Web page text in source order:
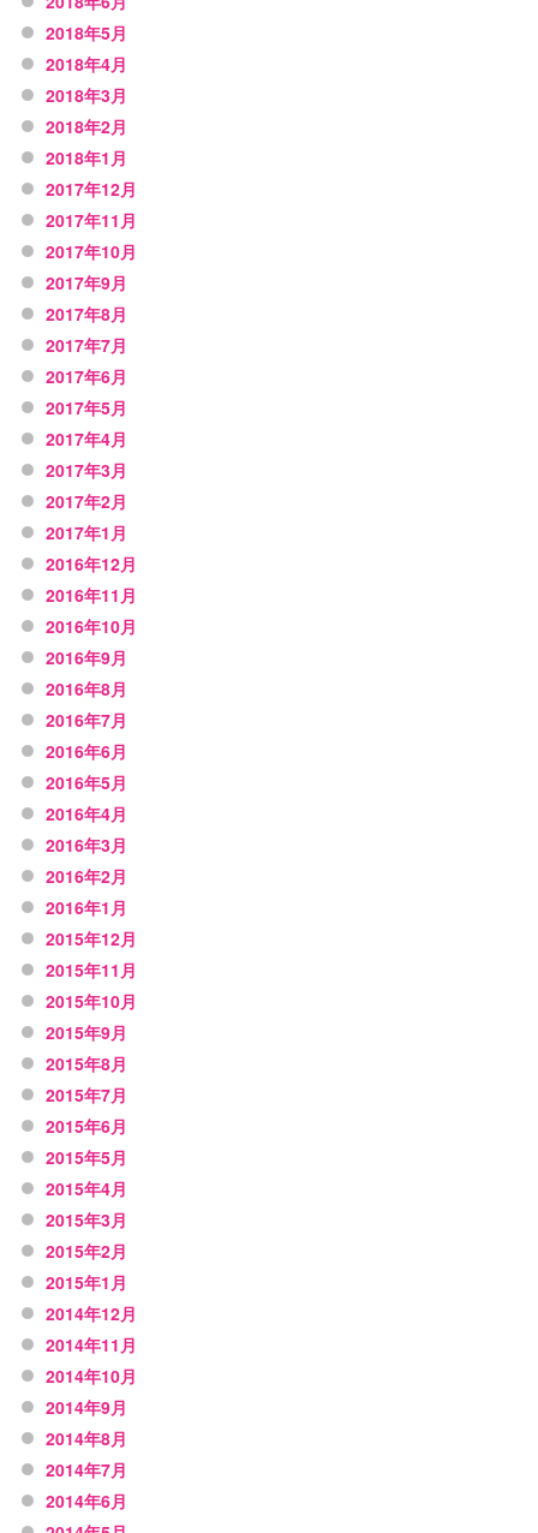
2018年5月
2018年4月
2018年3月
2018年2月
2018年1月
2017年12月
2017年11月
2017年10月
2017年9月
2017年8月
2017年7月
2017年6月
2017年5月
2017年4月
2017年3月
2017年2月
2017年1月
2016年12月
2016年11月
2016年10月
2016年9月
2016年8月
2016年7月
2016年6月
2016年5月
2016年4月
2016年3月
2016年2月
2016年1月
2015年12月
2015年11月
2015年10月
2015年9月
2015年8月
2015年7月
2015年6月
2015年5月
2015年4月
2015年3月
2015年2月
2015年1月
2014年12月
2014年11月
2014年10月
2014年9月
2014年8月
2014年7月
2014年6月